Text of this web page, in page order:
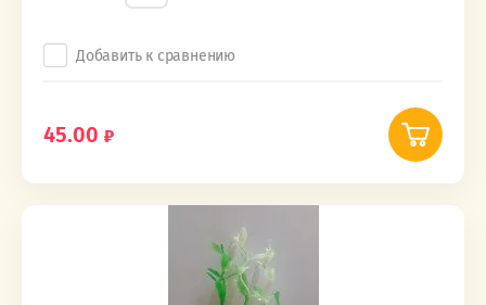
Добавить к сравнению
45.00